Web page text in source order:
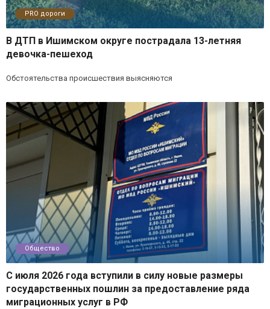
PRO дороги
В ДТП в Ишимском округе пострадала 13-летняя
девочка-пешеход
Обстоятельства происшествия выясняются
Общество
С июля 2026 года вступили в силу новые размеры
государственных пошлин за предоставление ряда
миграционных услуг в РФ